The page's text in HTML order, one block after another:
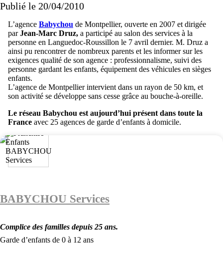
Publié le 20/04/2010
L’agence Babychou de Montpellier, ouverte en 2007 et dirigée
parJean-Marc Druz, a participé au salon des services à la
personne en Languedoc-Roussillon le 7 avril dernier. M. Druz a
ainsi pu rencontrer de nombreux parents et les informer sur les
exigences qualité de son agence : professionnalisme, suivi des
personne gardant les enfants, équipement des véhicules en sièges
enfants.
L’agence de Montpellier intervient dans un rayon de 50 km, et
son activité se développe sans cesse grâce au bouche-à-oreille.
Le réseau Babychou est aujourd’hui présent dans toute la
France avec 25 agences de garde d’enfants à domicile.
BABYCHOU Services
Complice des familles depuis 25 ans.
Garde d’enfants de 0 à 12 ans